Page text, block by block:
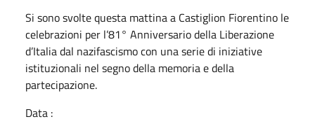
Si sono svolte questa mattina a Castiglion Fiorentino le
celebrazioni per l’81° Anniversario della Liberazione
d’Italia dal nazifascismo con una serie di iniziative
istituzionali nel segno della memoria e della
partecipazione.
Data :